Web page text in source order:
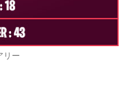
リー